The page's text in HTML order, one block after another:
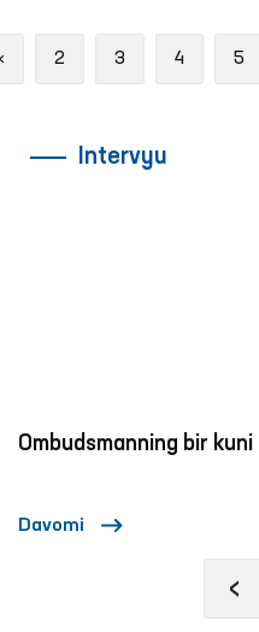
Previous
2 3 4 5
Intervyu
Ombudsmanning bir kuni
Davomi
‹